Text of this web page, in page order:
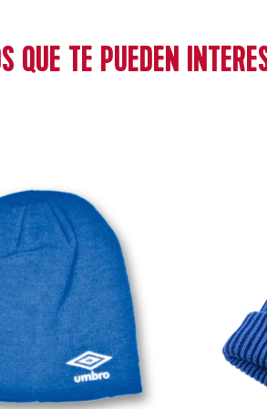
QUE TE PUEDEN